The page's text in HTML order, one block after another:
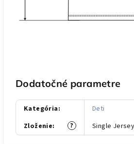
Dodatočné parametre
Kategória:
Deti
?
Zloženie: Single